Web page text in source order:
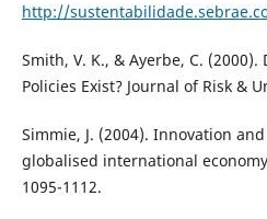
http://
Smith, V. K., & Ayerbe, C.
Policies Exist? Journal of Risk &
Simmie, J. (2004). Innovation
globalised international
1095-1112.